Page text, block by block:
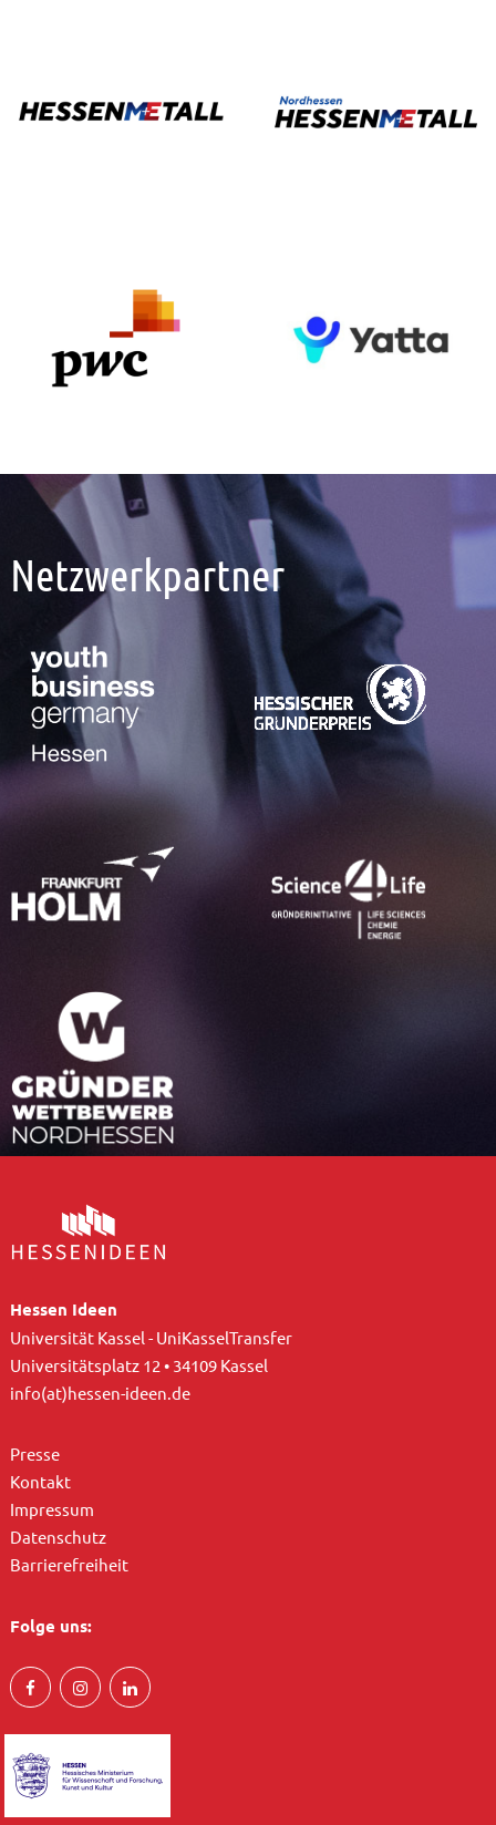
Netzwerkpartner
Hessen Ideen
Universität Kassel - UniKasselTransfer
Universitätsplatz 12 • 34109 Kassel
info(at)hessen-ideen.de
Presse
Kontakt
Impressum
Datenschutz
Barrierefreiheit
Folge uns: